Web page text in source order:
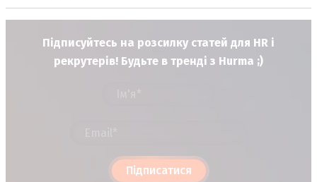
Підписуйтесь на розсилку статей для HR і
рекрутерів! Будьте в тренді з Hurma ;)
Підписатися